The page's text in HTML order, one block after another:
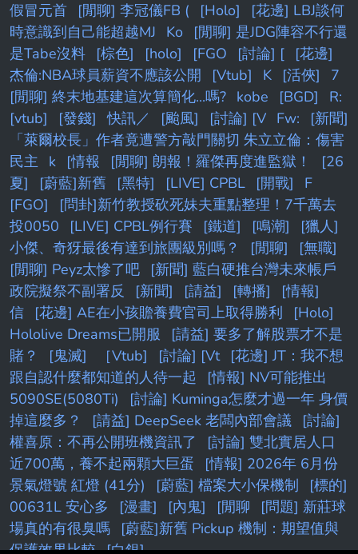
假冒元首
[閒聊] 李冠儀FB ( [Holo]
[花邊] LBJ談何
時意識到自己能超越MJ
Ko
[閒聊] 是JDG陣容不行還
是Tabe沒料
[棕色] [holo] [FGO [討論] [
[花邊]
杰倫:NBA球員薪資不應該公開
[Vtub] K [活俠]
7
[閒聊] 終末地基建這次算簡化...嗎? kobe [BGD]
R:
[vtub]
[發錢] 快訊／ [颱風] [討論] [V Fw:
[新聞]
「萊爾校長」作者竟遭警方敲門關切 朱立立倫：傷害
民主 k [情報 [閒聊] 朗報！羅傑再度進監獄！
[26
夏]
[蔚藍]新舊 [黑特] [LIVE] CPBL [開戰]
F
[FGO]
[問卦]新竹教授砍死妹夫重點整理！7千萬去
投0050
[LIVE] CPBL例行賽 [鐵道] [鳴潮]
[獵人]
小傑、奇犽最後有達到旅團級別嗎？
[閒聊]
[無職]
[閒聊] Peyz太慘了吧
[新聞] 藍白硬推台灣未來帳戶
政院擬祭不副署反
[新聞] [請益] [轉播]
[情報]
信
[花邊] AE在小孩贍養費官司上取得勝利
[Holo]
Hololive Dreams已開服
[請益] 要多了解股票才不是
賭？
[鬼滅] ［Vtub] [討論] [Vt
[花邊] JT：我不想
跟自認什麼都知道的人待一起
[情報] NV可能推出
5090SE(5080Ti)
[討論] Kuminga怎麼才過一年 身價
掉這麼多？
[請益] DeepSeek 老闆內部會議
[討論]
權喜原：不再公開班機資訊了
[討論] 雙北實居人口
近700萬，養不起兩顆大巨蛋
[情報] 2026年 6月份
景氣燈號 紅燈 (41分)
[蔚藍] 檔案大小保機制
[標的]
00631L 安心多
[漫畫] [內鬼] [閒聊
[問題] 新莊球
場真的有很臭嗎
[蔚藍]新舊 Pickup 機制：期望值與